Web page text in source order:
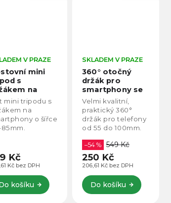
mini
s
na
V PRAZE
Kč bez DPH
Kč
košíku
mini tripodu s
na
o šířce
360° otočný
držák pro
smartphony se
sáňkami
SKLADEM V PRAZE
206,61 Kč bez DPH
–54 % 549 Kč
250 Kč
Do košíku
Velmi kvalitní,
praktický 360°
držák pro telefony
od 55 do 100mm.